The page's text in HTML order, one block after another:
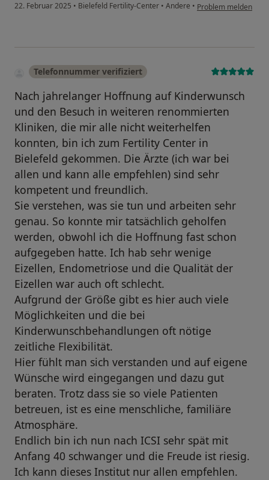
22. Februar 2025 • Bielefeld Fertility-Center • Andere • Problem melden
Telefonnummer verifiziert
Nach jahrelanger Hoffnung auf Kinderwunsch
und den Besuch in weiteren renommierten
Kliniken, die mir alle nicht weiterhelfen
konnten, bin ich zum Fertility Center in
Bielefeld gekommen. Die Ärzte (ich war bei
allen und kann alle empfehlen) sind sehr
kompetent und freundlich.
Sie verstehen, was sie tun und arbeiten sehr
genau. So konnte mir tatsächlich geholfen
werden, obwohl ich die Hoffnung fast schon
aufgegeben hatte. Ich hab sehr wenige
Eizellen, Endometriose und die Qualität der
Eizellen war auch oft schlecht.
Aufgrund der Größe gibt es hier auch viele
Möglichkeiten und die bei
Kinderwunschbehandlungen oft nötige
zeitliche Flexibilität.
Hier fühlt man sich verstanden und auf eigene
Wünsche wird eingegangen und dazu gut
beraten. Trotz dass sie so viele Patienten
betreuen, ist es eine menschliche, familiäre
Atmosphäre.
Endlich bin ich nun nach ICSI sehr spät mit
Anfang 40 schwanger und die Freude ist riesig.
Ich kann dieses Institut nur allen empfehlen.